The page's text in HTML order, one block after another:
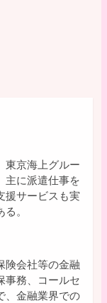
東京海上グルー
主に派遣仕事を
援サービスも実
。
険会社等の金融
事務、コールセ
、金融業界での